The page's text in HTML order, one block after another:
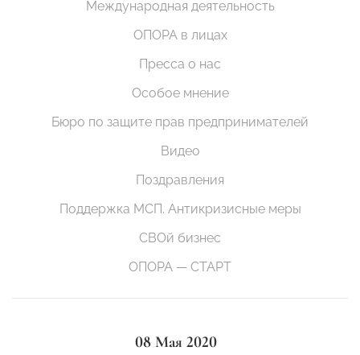
Международная деятельность
ОПОРА в лицах
Пресса о нас
Особое мнение
Бюро по защите прав предпринимателей
Видео
Поздравления
Поддержка МСП. Антикризисные меры
СВОй бизнес
ОПОРА — СТАРТ
08 Мая 2020